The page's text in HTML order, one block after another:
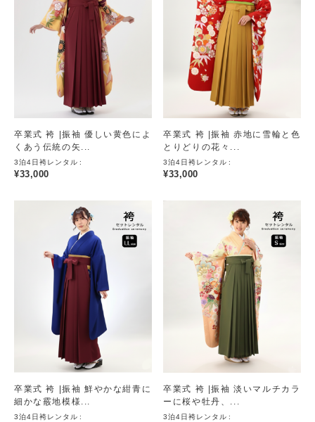
卒業式 袴 |振袖 優しい黄色によ
くあう伝統の矢...
3泊4日袴レンタル
¥33,000
卒業式 袴 |振袖 赤地に雪輪と色
とりどりの花々...
3泊4日袴レンタル
¥33,000
卒業式 袴 |振袖 鮮やかな紺青に
細かな霰地模様...
3泊4日袴レンタル
卒業式 袴 |振袖 淡いマルチカラ
ーに桜や牡丹、...
3泊4日袴レンタル